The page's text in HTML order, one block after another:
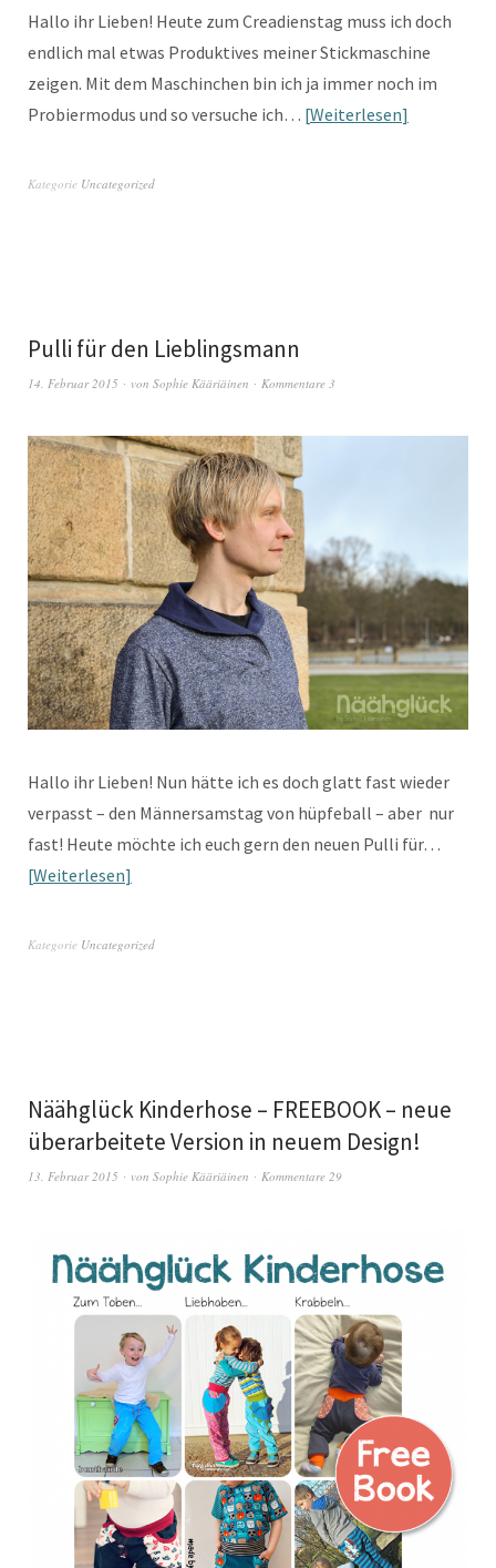
Hallo ihr Lieben! Heute zum Creadienstag muss ich doch
endlich mal etwas Produktives meiner Stickmaschine
zeigen. Mit dem Maschinchen bin ich ja immer noch im
Probiermodus und so versuche ich… Weiterlesen
Kategorie Uncategorized
Pulli für den Lieblingsmann
14. Februar 2015 von Sophie Kääriäinen Kommentare 3
Hallo ihr Lieben! Nun hätte ich es doch glatt fast wieder
verpasst – den Männersamstag von hüpfeball – aber nur
fast! Heute möchte ich euch gern den neuen Pulli für…
Weiterlesen
Kategorie Uncategorized
Näähglück Kinderhose – FREEBOOK – neue
überarbeitete Version in neuem Design!
13. Februar 2015 von Sophie Kääriäinen Kommentare 29